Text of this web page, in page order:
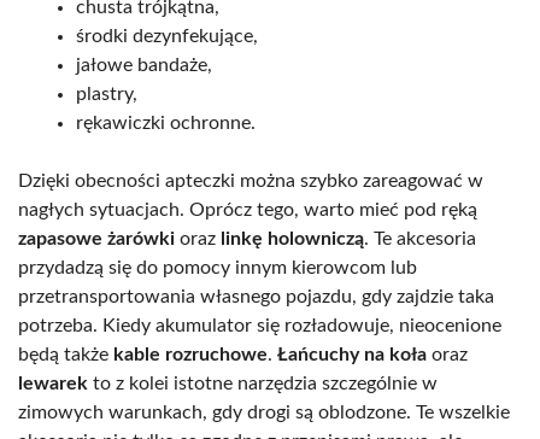
chusta trójkątna,
środki dezynfekujące,
jałowe bandaże,
plastry,
rękawiczki ochronne.
Dzięki obecności apteczki można szybko zareagować w
nagłych sytuacjach. Oprócz tego, warto mieć pod ręką
zapasowe żarówki oraz linkę holowniczą. Te akcesoria
przydadzą się do pomocy innym kierowcom lub
przetransportowania własnego pojazdu, gdy zajdzie taka
potrzeba. Kiedy akumulator się rozładowuje, nieocenione
będą także kable rozruchowe. Łańcuchy na koła oraz
lewarek to z kolei istotne narzędzia szczególnie w
zimowych warunkach, gdy drogi są oblodzone. Te wszelkie